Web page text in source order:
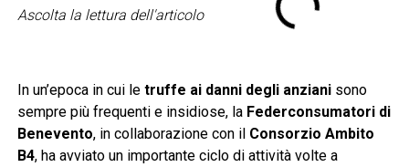
Ascolta la lettura dell'articolo
In un’epoca in cui le truffe ai danni degli anzianisono
sempre più frequenti e insidiose, la Federconsumatori di
Benevento, in collaborazione con il Consorzio Ambito
B4, ha avviato un importante ciclo di attività volte a